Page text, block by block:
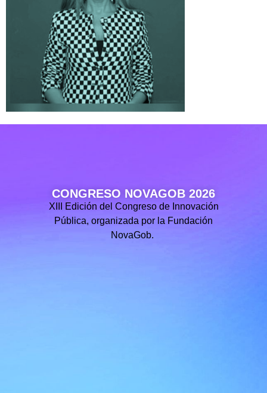
CONGRESO NOVAGOB 2026
XIII Edición del Congreso de Innovación
Pública, organizada por la Fundación
NovaGob.